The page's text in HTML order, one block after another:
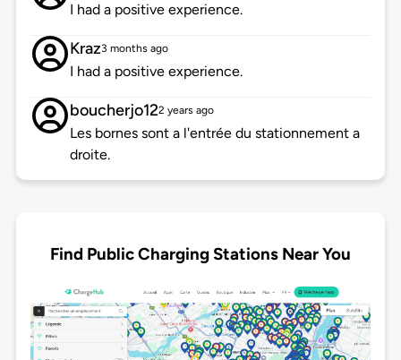
I had a positive experience.
Kraz3 months ago
I had a positive experience.
boucherjo122 years ago
Les bornes sont a l'entrée du stationnement a
droite.
Find Public Charging Stations Near You